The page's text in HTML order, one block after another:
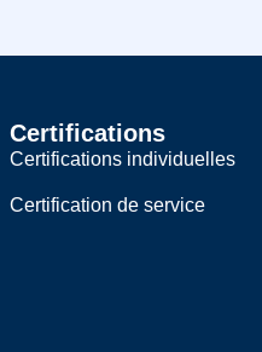
Certifications
Certifications individuelles
Certification de service